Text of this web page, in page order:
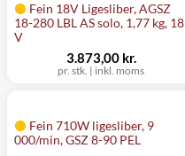
Fein 18V Ligesliber, AGSZ
18-280 LBL AS solo, 1,77 kg, 18
V
pr. stk. | inkl. moms
3.873,00 kr.
Fein 710W ligesliber, 9
000/min, GSZ 8-90 PEL